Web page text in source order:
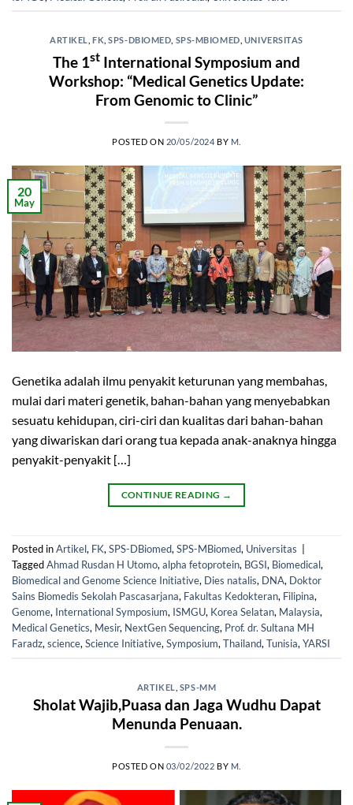
ARTIKEL ,FK ,SPS-DBIOMED SPS-MBIOMED UNIVERSITAS
The 1st International Symposium and
Workshop: “Medical Genetics Update:
From Genomic to Clinic”
POSTED ON 20/05/2024 BY M.
20
May
Genetika adalah ilmu penyakit keturunan yang membahas,
mulai dari materi genetik, bahan-bahan yang menyebabkan
sesuatu kehidupan, ciri-ciri dan kualitas dari bahan-bahan
yang diwariskan dari orang tua kepada anak-anaknya hingga
penyakit-penyakit […]
CONTINUE READING →
Posted inArtikel, FK, SPS-DBiomed, SPS-MBiomed, Universitas
TaggedAhmad Rusdan H Utomo, alpha fetoprotein, BGSI, Biomedical,
Biomedical and Genome Science Initiative, Dies natalis, DNA, Doktor
Sains Biomedis Sekolah Pascasarjana, Fakultas Kedokteran, Filipina,
Genome, International Symposium, ISMGU, Korea Selatan, Malaysia,
Medical Genetics, Mesir, NextGen Sequencing, Prof. dr. Sultana MH
Faradz, science, Science Initiative, Symposium, Thailand, Tunisia, YARSI
ARTIKEL SPS-MM
Sholat Wajib,Puasa dan Jaga Wudhu Dapat
Menunda Penuaan.
POSTED ON 03/02/2022 BY M.